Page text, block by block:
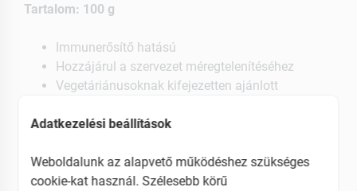
Tartalom: 100 g
Immunerősítő hatású
Hozzájárul a szervezet méregtelenítéséhez
Vegetáriánusoknak kifejezetten ajánlott
EAN: 5999559312755
Adatkezelési beállítások
Weboldalunk az alapvető működéshez szükséges
cookie-kat használ. Szélesebb körű